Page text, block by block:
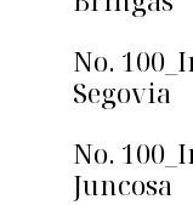
No.
Segovia
No.
Juncosa